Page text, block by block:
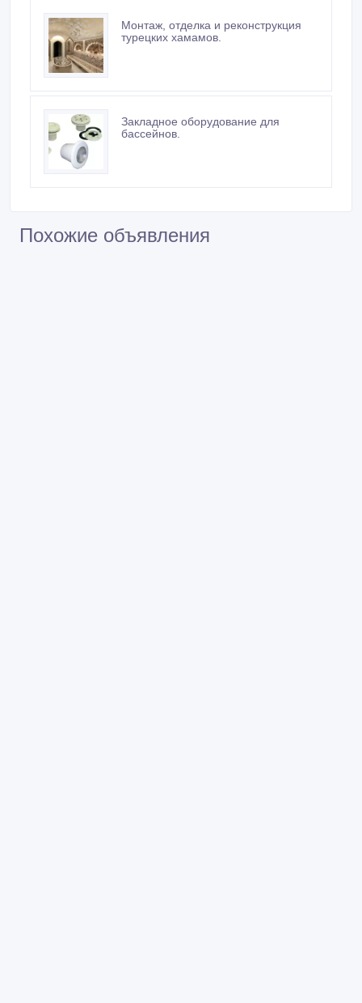
Монтаж, отделка и реконструкция
турецких хамамов.
Закладное оборудование для
бассейнов.
Похожие объявления